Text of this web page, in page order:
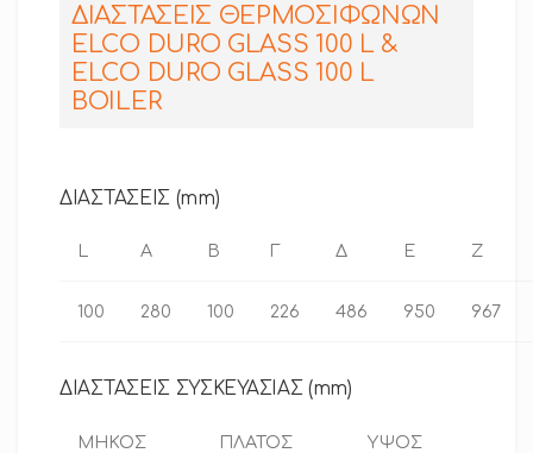
ΔΙΑΣΤΑΣΕΙΣ ΘΕΡΜΟΣΙΦΩΝΩΝ
ELCO DURO GLASS 100 L &
ELCO DURO GLASS 100 L
BOILER
ΔΙΑΣΤΑΣΕΙΣ (mm)
L A B Γ Δ E Ζ
100 280 100 226 486 950 967
ΔΙΑΣΤΑΣΕΙΣ ΣΥΣΚΕΥΑΣΙΑΣ (mm)
ΜΗΚΟΣ ΠΛΑΤΟΣ ΥΨΟΣ